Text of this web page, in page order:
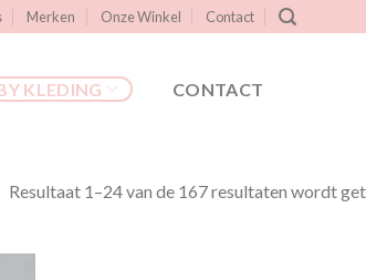
Merken Onze Winkel Contact
KLEDING CONTACT
Resultaat 1–24 van de 167 resultaten wordt